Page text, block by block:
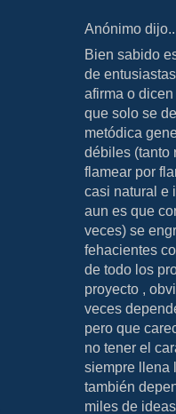
Anónimo
Bien sabido
de
afirma o
que solo se
metódica
débiles (tanto
flamear por
casi natural e
aun es que
veces) se
fehacientes
de todo los
proyecto ,
veces
pero que
no tener el
siempre llena
también
miles de